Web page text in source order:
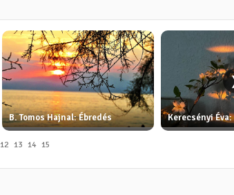
B. Tomos Hajnal: Ébredés Kerecsényi Éva:
12 13 14 15